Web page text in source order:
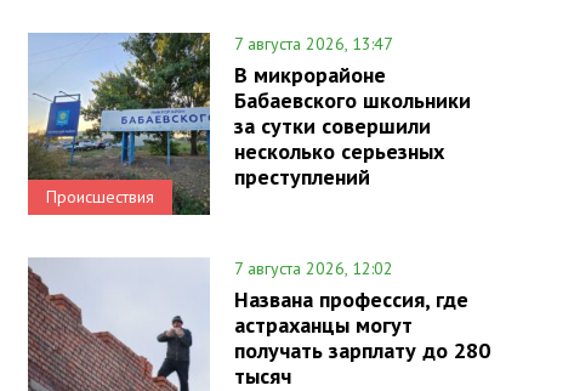
Происшествия
7 августа 2026, 13:47
В микрорайоне
Бабаевского школьники
за сутки совершили
несколько серьезных
преступлений
7 августа 2026, 12:02
Названа профессия, где
астраханцы могут
получать зарплату до 280
тысяч